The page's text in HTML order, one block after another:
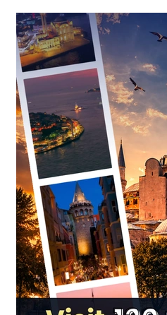
1.Hünkar Pavilion History
2.Hünkar Pavilion Today
3.Local Tips for Visiting
4.Explore with Istanbul